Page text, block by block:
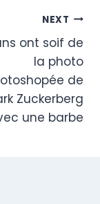
NEXT
ont soif de
la photo
de
Zuckerberg
une barbe